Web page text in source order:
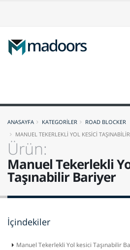
ANASAYFA KATEGORİLER
ROAD BLOCKER
MANUEL TEKERLEKLİ YOL KESİCİ
Ürün:
Manuel Tekerlekli
Taşınabilir Bariyer
İçindekiler
Manuel Tekerlekli Yol kesici Taşınabilir